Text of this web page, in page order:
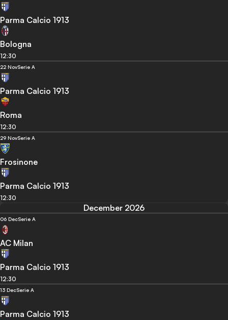
Parma Calcio 1913
Bologna
12:30
22 NovSerie A
Parma Calcio 1913
Roma
12:30
29 NovSerie A
Frosinone
Parma Calcio 1913
12:30
December 2026
06 DecSerie A
AC Milan
Parma Calcio 1913
12:30
13 DecSerie A
Parma Calcio 1913